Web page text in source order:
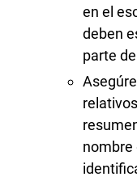
en el
deben
parte
nombre